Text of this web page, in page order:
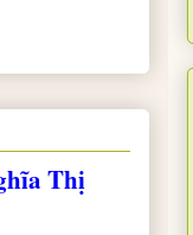
Thị